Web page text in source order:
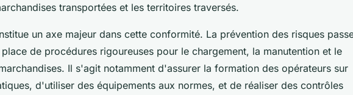
transportées et les territoires traversés.
un axe majeur dans cette conformité. La prévention des risques
de procédures rigoureuses pour le chargement, la manutention et le
Il s'agit notamment d'assurer la formation des opérateurs sur
d'utiliser des équipements aux normes, et de réaliser des contrôles